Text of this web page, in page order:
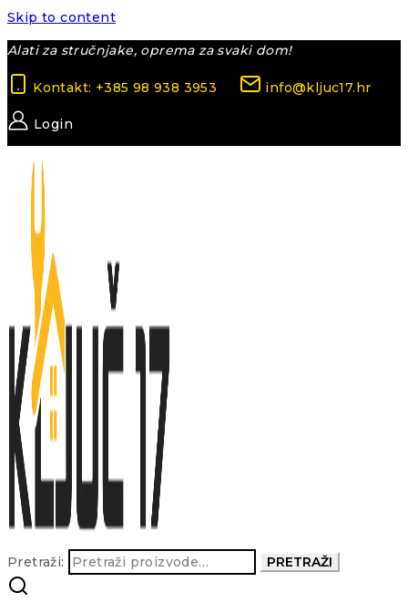
Skip to content
Alati za stručnjake, oprema za svaki dom!
Kontakt: +385 98 938 3953 info@kljuc17.hr
Login
Pretraži: PRETRAŽI